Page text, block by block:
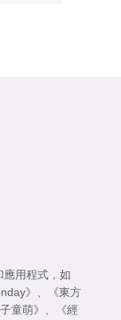
應用程式，如
》
《東方
童萌》
《經